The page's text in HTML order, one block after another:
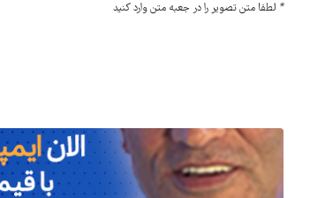
* لطفا متن تصویر را در جعبه متن وارد کنید